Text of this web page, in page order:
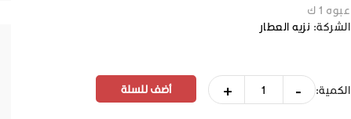
عبوه 1 ك
الشركة: نزيه العطار
الكمية: -
+